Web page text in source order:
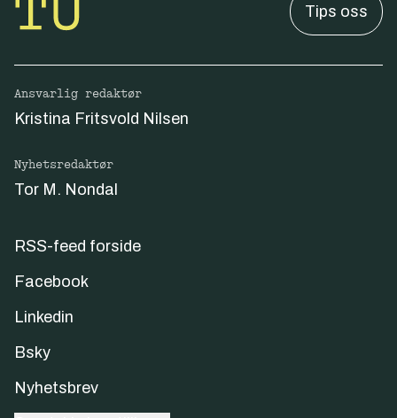
Tips oss
Ansvarlig redaktør
Kristina Fritsvold Nilsen
Nyhetsredaktør
Tor M. Nondal
RSS-feed forside
Facebook
Linkedin
Bsky
Nyhetsbrev